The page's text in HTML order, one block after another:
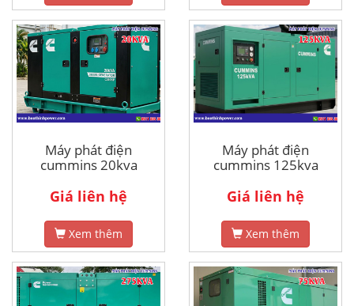
Máy phát điện
cummins 20kva
Giá liên hệ
Xem thêm
Máy phát điện
cummins 125kva
Giá liên hệ
Xem thêm